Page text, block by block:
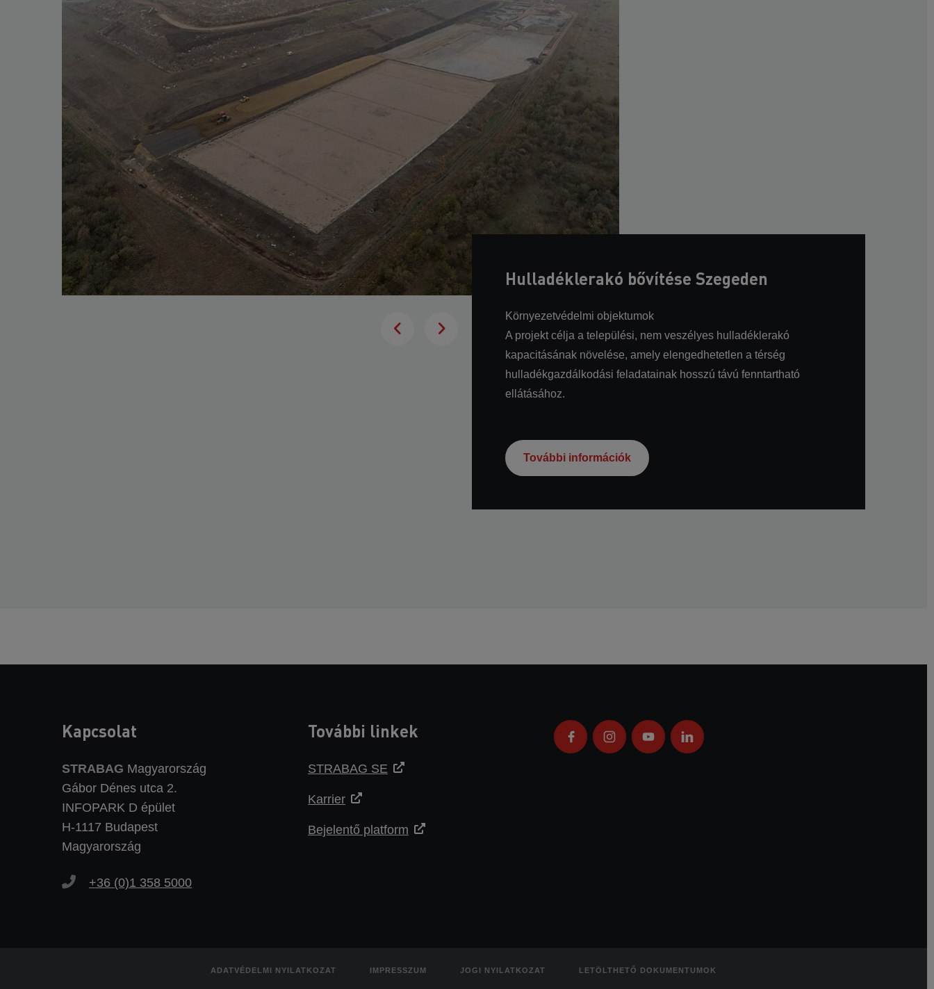
Hulladéklerakó bővítése Szegeden
Környezetvédelmi objektumok
A projekt célja a települési, nem veszélyes hulladéklerakó
kapacitásának növelése, amely elengedhetetlen a térség
hulladékgazdálkodási feladatainak hosszú távú fenntartható
ellátásához.
További információk
Kapcsolat
STRABAG Magyarország
Gábor Dénes utca 2.
INFOPARK D épület
H-1117 Budapest
Magyarország
+36 (0)1 358 5000
További linkek
STRABAG SE
Karrier
Bejelentő platform
ADATVÉDELMI NYILATKOZAT IMPRESSZUM JOGI NYILATKOZAT LETÖLTHETŐ DOKUMENTUMOK